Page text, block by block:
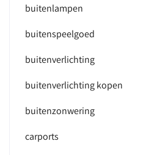
buitenlampen
buitenspeelgoed
buitenverlichting
buitenverlichting kopen
buitenzonwering
carports